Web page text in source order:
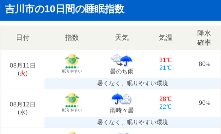
吉川市の10日間の睡眠指数
日付 指数 天気 気温
降水
確率
08月11日
(火) 眠りやすい 曇のち雨
31℃
21℃
80%
暑くなく、眠りやすい環境
08月12日
(水) 眠りやすい 雨時々曇
28℃
22℃
90%
暑くなく、眠りやすい環境